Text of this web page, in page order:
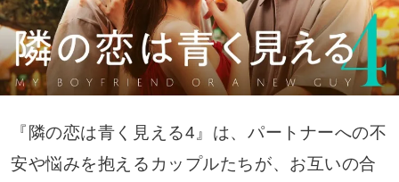
『隣の恋は青く見える4』は、パートナーへの不
安や悩みを抱えるカップルたちが、お互いの合